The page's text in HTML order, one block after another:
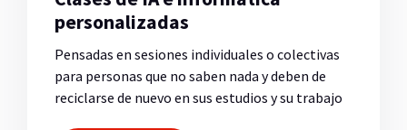
personalizadas
Pensadas en sesiones individuales o colectivas
para personas que no saben nada y deben de
reciclarse de nuevo en sus estudios y su trabajo